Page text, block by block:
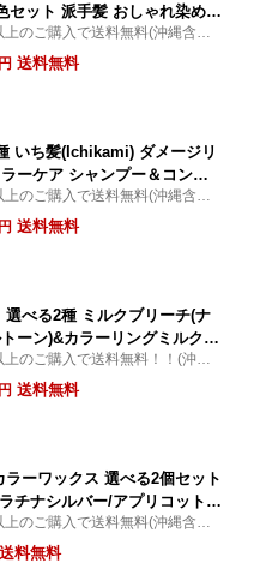
セット 派手髪 おしゃれ染め
ー セルフカラー シュワルツ
ケル Schwarzkopf【送料込(北
のご購入で送料無料(沖縄含む)/
送：
円 送料無料
いち髪(Ichikami) ダメージリ
ーケア シャンプー＆コンデ
＆パルティ(Palty) カラーリ
ダリヤ(DARIYA) クラシエ(K
のご購入で送料無料(沖縄含む)/
送：
円 送料無料
選べる2種 ミルクブリーチ(ナ
ーン)&カラーリングミルク×2
リヤ(DARIYA)【送料込(北海
のご購入で送料無料！！(沖縄
以上)：
円 送料無料
ラーワックス 選べる2個セット
チナシルバー/アプリコットイ
アリーピンク/ウルトラマリン
ラコッタレッド/ラベンダーパ
のご購入で送料無料(沖縄含む)/
送：
送料無料